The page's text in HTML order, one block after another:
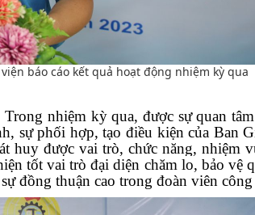
báo cáo kết quả hoạt động nhiệm kỳ qua
nhiệm kỳ qua, được sự quan
sự phối hợp, tạo điều kiện của Ban
huy được vai trò, chức năng, nhiệm
tốt vai trò đại diện chăm lo, bảo vệ
đồng thuận cao trong đoàn viên